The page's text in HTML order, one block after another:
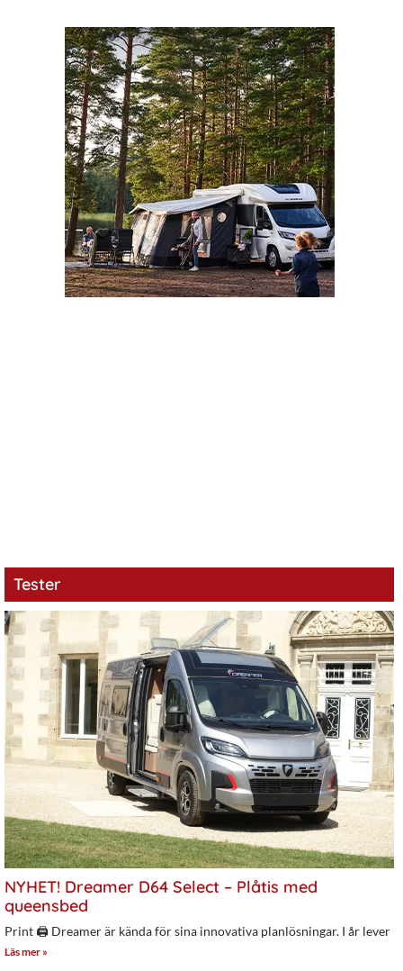
Tester
NYHET! Dreamer D64 Select – Plåtis med
queensbed
Print 🖨 Dreamer är kända för sina innovativa planlösningar. I år lever
Läs mer »